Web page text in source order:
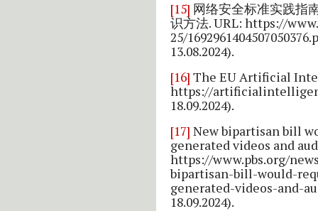
[15] 网络安全标准实践指
识方法. URL: https://
25/
13.08.2024).
[16] The EU Artificial
https://
18.09.2024).
[17] New bipartisan bill
generated videos and
https://www.pbs.org/
bipartisan-bill-would-
generated-videos-and-
18.09.2024).